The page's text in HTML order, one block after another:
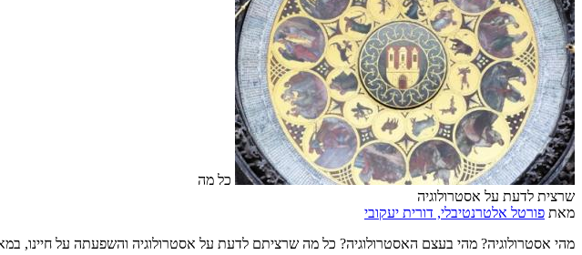
כל מה
שרצית לדעת על אסטרולוגיה
מאת פורטל אלטרנטיבלי, דורית יעקובי
מהי אסטרולוגיה? מהי בעצם האסטרולוגיה? כל מה שרציתם לדעת על אסטרולוגיה והשפעתה על חיינו,